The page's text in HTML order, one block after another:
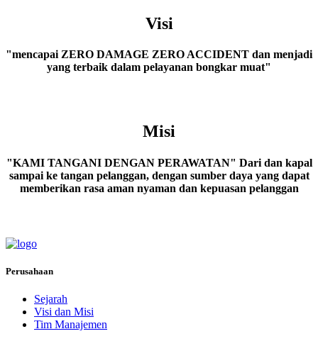
Visi
"mencapai ZERO DAMAGE ZERO ACCIDENT dan menjadi
yang terbaik dalam pelayanan bongkar muat"
Misi
"KAMI TANGANI DENGAN PERAWATAN" Dari dan kapal
sampai ke tangan pelanggan, dengan sumber daya yang dapat
memberikan rasa aman nyaman dan kepuasan pelanggan
Perusahaan
Sejarah
Visi dan Misi
Tim Manajemen